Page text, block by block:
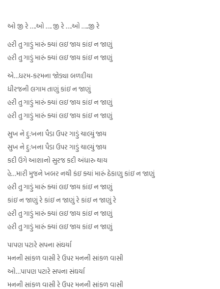
ઓ જી રે ….ઓ …. જી રે ….ઓ …..જી રે
હરી તુ ગાડું મારું ક્યાં લઇ જાય કાંઇ ન જાણું
હરી તુ ગાડું મારું ક્યાં લઇ જાય કાંઇ ન જાણું
એ…ધરમ-કરમના જોડ્યા બળદીયા
ધીરજની લગામ તાણું કાંઇ ન જાણું
હરી તુ ગાડું મારું ક્યાં લઇ જાય કાંઇ ન જાણું
હરી તુ ગાડું મારું ક્યાં લઇ જાય કાંઇ ન જાણું
સુખ ને દુ:ખના પૈડા ઉપર ગાડું ચાલ્યું જાય
સુખ ને દુ:ખના પૈડા ઉપર ગાડું ચાલ્યું જાય
કદી ઉગે આશાનો સુરજ કદી અંધારુ થાય
હે…મારી મુજને ખબર નથી કંઇ ક્યાં મારું ઠેકાણુ કાંઇ ન જાણું
હરી તુ ગાડું મારું ક્યાં લઇ જાય કાંઇ ન જાણું
કાંઇ ન જાણું રે કાંઇ ન જાણું રે કાંઇ ન જાણું રે
હરી તુ ગાડું મારું ક્યાં લઇ જાય કાંઇ ન જાણું
હરી તુ ગાડું મારું ક્યાં લઇ જાય કાંઇ ન જાણું
પાપણ પટારે સપના સંઘર્યા
મનની સાંકળ વાસી રે ઉપર મનની સાંકળ વાસી
ઓ…પાપણ પટારે સપના સંઘર્યા
મનની સાંકળ વાસી રે ઉપર મનની સાંકળ વાસી